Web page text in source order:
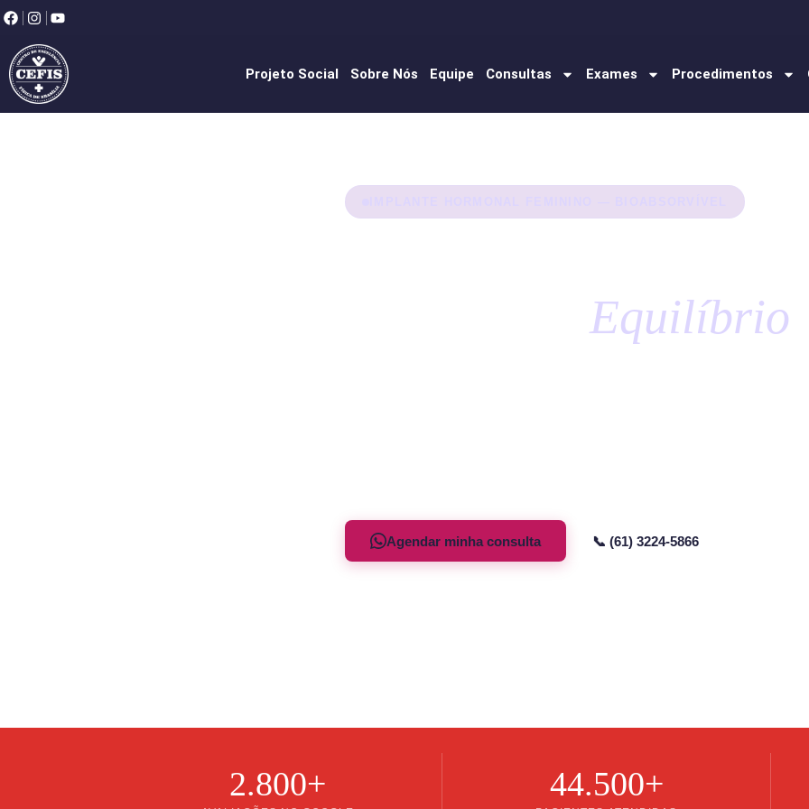
Projeto Social Sobre Nós Equipe Consultas Exames Procedimentos
Equilíbrio
Agendar minha consulta 📞 (61) 3224-5866
2.800+ 44.500+